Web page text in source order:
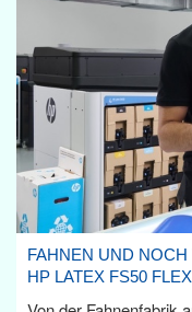
FAHNEN UND
HP LATEX FS50